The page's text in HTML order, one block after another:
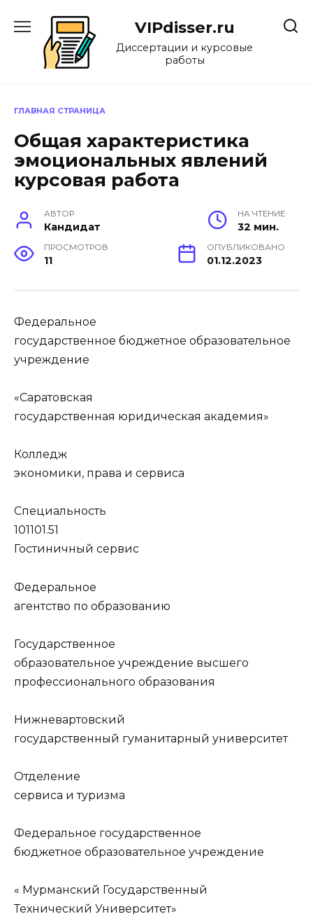
содержанию
VIPdisser.ru
Диссертации и курсовые
работы
ГЛАВНАЯ СТРАНИЦА
Общая характеристика
эмоциональных явлений
курсовая работа
АВТОР
Кандидат
НА ЧТЕНИЕ
32 мин.
ПРОСМОТРОВ
11
ОПУБЛИКОВАНО
01.12.2023
Федеральное
государственное бюджетное образовательное
учреждение
«Саратовская
государственная юридическая академия»
Колледж
экономики, права и сервиса
Специальность
101101.51
Гостиничный сервис
Федеральное
агентство по образованию
Государственное
образовательное учреждение высшего
профессионального образования
Нижневартовский
государственный гуманитарный университет
Отделение
сервиса и туризма
Федеральное государственное
бюджетное образовательное учреждение
« Мурманский Государственный
Технический Университет»